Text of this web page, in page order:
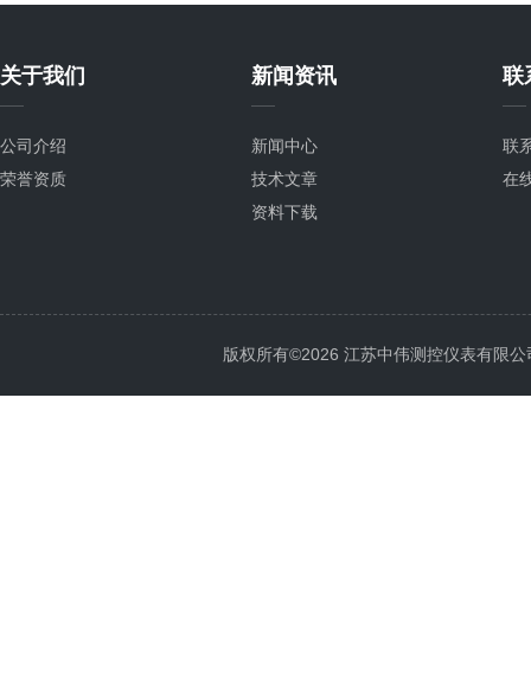
关于我们
公司介绍
荣誉资质
新闻资讯
新闻中心
技术文章
资料下载
联
联
在
版权所有©2026 江苏中伟测控仪表有限